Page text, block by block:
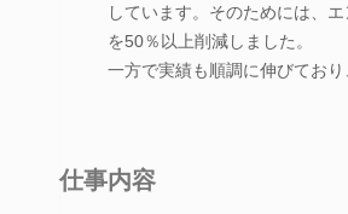
しています。そのためには、
を50％以上削減しました。
一方で実績も順調に伸びてお
仕事内容